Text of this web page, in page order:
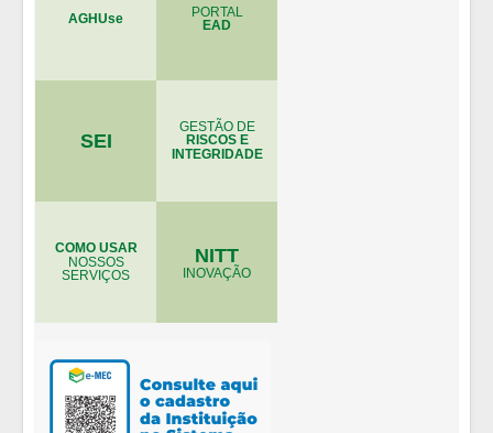
AGHUse PORTAL
EAD
SEI
GESTÃO DE
RISCOS E
INTEGRIDADE
COMO USAR
NOSSOS
SERVIÇOS
NITT
INOVAÇÃO